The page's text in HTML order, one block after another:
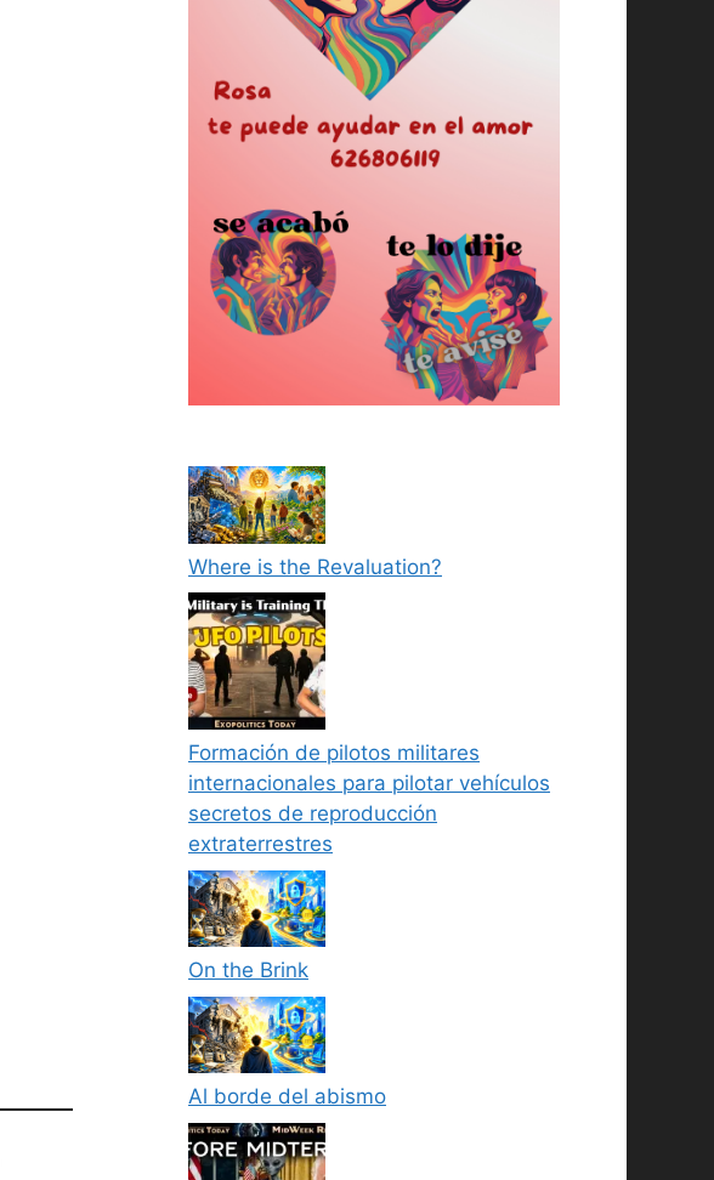
Where is the Revaluation?
Formación de pilotos militares
internacionales para pilotar vehículos
secretos de reproducción
extraterrestres
On the Brink
Al borde del abismo